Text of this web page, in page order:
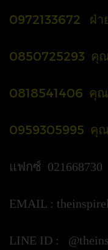
0972133672 ฝ่
0850725293 คุ
0818541406 คุ
0959305995 คุ
แฟกซ์ 021668730
EMAIL :
LINE ID :